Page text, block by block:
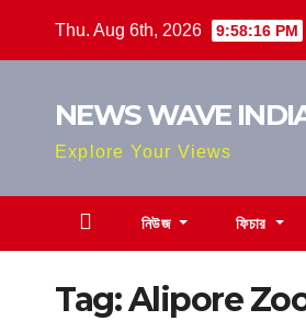
Thu. Aug 6th, 2026 9:58:17 PM
NEWS WAVE
Explore Your Views
নিউজ ফিচার
Tag:Alipore